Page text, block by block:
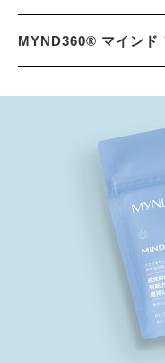
MYND360® マインド